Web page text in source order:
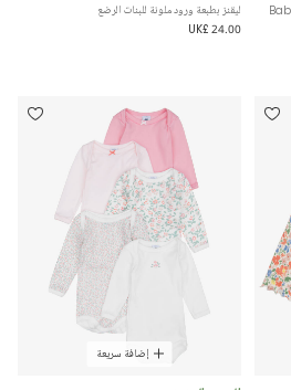
ليقنز بطبعة ورود ملونة للبنات الرضع
UK£ 24.00
إضافة سريعة